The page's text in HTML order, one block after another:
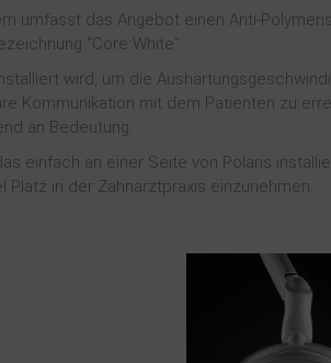
umfasst das Angebot einen Anti-
“Core White”.
wird, um die
Kommunikation mit dem Patienten zu
an Bedeutung.
einfach an einer Seite von Polaris
in der Zahnarztpraxis einzunehmen.